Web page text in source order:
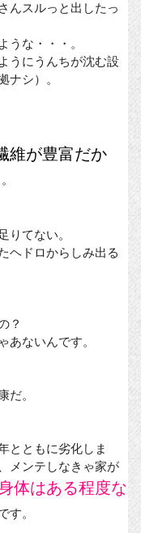
んスルっと出したっ
うな・・・。
うにうんちが沈む設
ナシ）。
維が豊富だか
りてない。
ヘドロからしみ出る
？
あないんです。
だ。
とともに劣化しま
メンテしなきゃ家が
体はある程度な
す。